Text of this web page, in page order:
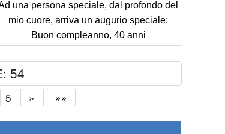
una persona speciale, dal profondo del
mio cuore, arriva un augurio speciale:
Buon compleanno, 40 anni
54
5 » »»